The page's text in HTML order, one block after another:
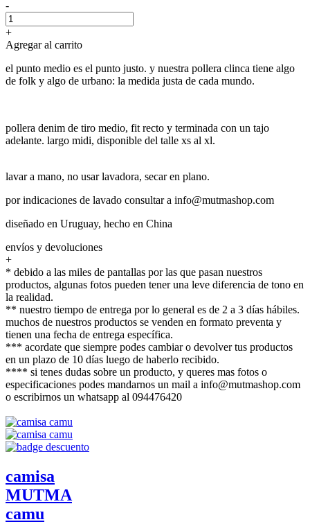
-
+
Agregar al carrito
el punto medio es el punto justo. y nuestra pollera clinca tiene algo
de folk y algo de urbano: la medida justa de cada mundo.
pollera denim de tiro medio, fit recto y terminada con un tajo
adelante. largo midi, disponible del talle xs al xl.
lavar a mano, no usar lavadora, secar en plano.
por indicaciones de lavado consultar a info@mutmashop.com
diseñado en Uruguay, hecho en China
envíos y devoluciones
+
* debido a las miles de pantallas por las que pasan nuestros
productos, algunas fotos pueden tener una leve diferencia de tono en
la realidad.
** nuestro tiempo de entrega por lo general es de 2 a 3 días hábiles.
muchos de nuestros productos se venden en formato preventa y
tienen una fecha de entrega específica.
*** acordate que siempre podes cambiar o devolver tus productos
en un plazo de 10 días luego de haberlo recibido.
**** si tenes dudas sobre un producto, y queres mas fotos o
especificaciones podes mandarnos un mail a info@mutmashop.com
o escribirnos un whatsapp al 094476420
camisa
MUTMA
camu